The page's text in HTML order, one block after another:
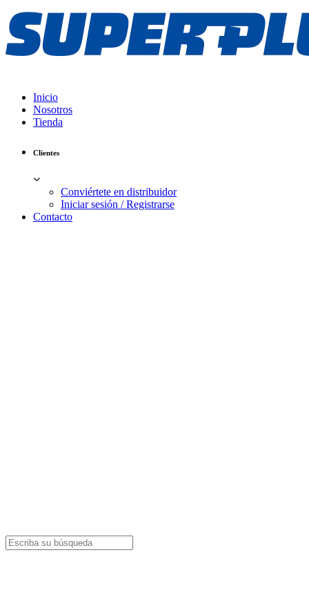
Inicio
Nosotros
Tienda
Clientes
Conviértete en distribuidor
Iniciar sesión / Registrarse
Contacto